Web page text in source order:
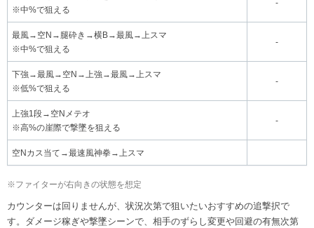
※中%で狙える
-
最風→空N→腿砕き→横B→最風→上スマ
※中%で狙える
-
下強→最風→空N→上強→最風→上スマ
※低%で狙える
-
上強1段→空Nメテオ
※高%の崖際で撃墜を狙える
-
空Nカス当て→最速風神拳→上スマ
※ファイターが右向きの状態を想定
カウンターは回りませんが、状況次第で狙いたいおすすめの追撃択で
す。ダメージ稼ぎや撃墜シーンで、相手のずらし変更や回避の有無次第